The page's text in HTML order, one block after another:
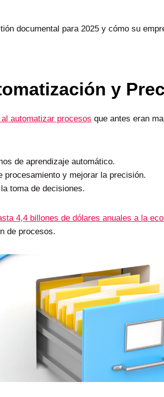
documental para 2025 y cómo su
y
automatizar procesos que antes eran
de aprendizaje automático.
procesamiento y mejorar la precisión.
toma de decisiones.
4,4 billones de dólares anuales a la
de procesos.